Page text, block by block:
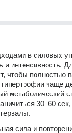
в силовых
и интенсивность.
чтобы полностью
гипертрофии чаще
метаболический
30–60
сила и